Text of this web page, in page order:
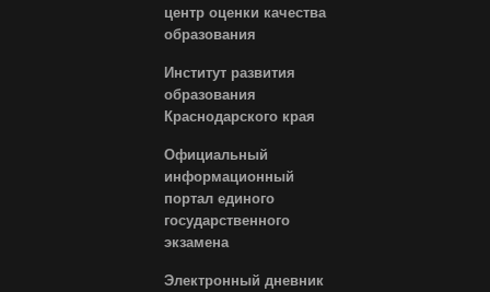
центр оценки качества
образования
Институт развития
образования
Краснодарского края
Официальный
информационный
портал единого
государственного
экзамена
Электронный дневник